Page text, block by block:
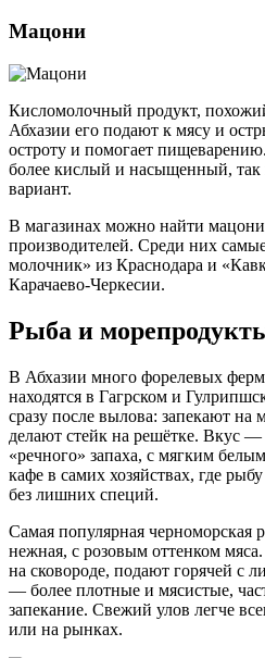
Мацони
Кисломолочный продукт,
Абхазии его подают к мясу и
остроту и помогает
более кислый и насыщенный, так
вариант.
В магазинах можно найти мацони
производителей. Среди них
молочник» из Краснодара и
Карачаево-Черкесии.
Рыба и
В Абхазии много форелевых
находятся в Гагрском и
сразу после вылова: запекают на
делают стейк на решётке. Вкус
«речного» запаха, с мягким
кафе в самих хозяйствах, где
без лишних специй.
Самая популярная черноморская
нежная, с розовым оттенком
на сковороде, подают горячей с
— более плотные и мясистые,
запекание. Свежий улов легче
или на рынках.